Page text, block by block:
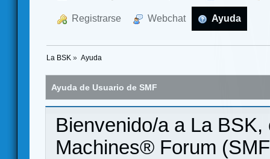
Registrarse Webchat Ayuda
La BSK » Ayuda
Ayuda de Usuario de SMF
Bienvenido/a a La
Machines® Forum